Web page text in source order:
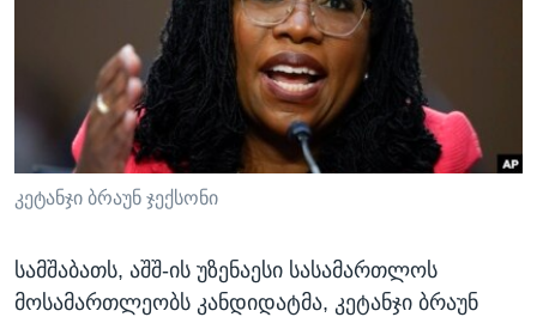
ᲡᲢᲣᲓᲘᲐ ᲕᲐᲨᲘᲜᲒᲢᲝᲜᲘ
ᲯᲐᲜᲛᲠᲗᲔᲚᲝᲑᲐ
ᲛᲔᲪᲜᲘᲔᲠᲔᲑᲐ
ᲘᲜᲢᲔᲠᲕᲘᲣ
ᲙᲣᲚᲢᲣᲠᲐ
ᲓᲔᲖᲘᲜᲤᲝᲠᲛᲐᲪᲘᲐ
Learning English
ᲗᲕᲐᲚᲘ ᲒᲕᲐᲓᲔᲕᲜᲔᲗ
კეტანჯი ბრაუნ ჯექსონი
სამშაბათს, აშშ-ის უზენაესი სასამართლოს
მოსამართლეობს კანდიდატმა, კეტანჯი ბრაუნ